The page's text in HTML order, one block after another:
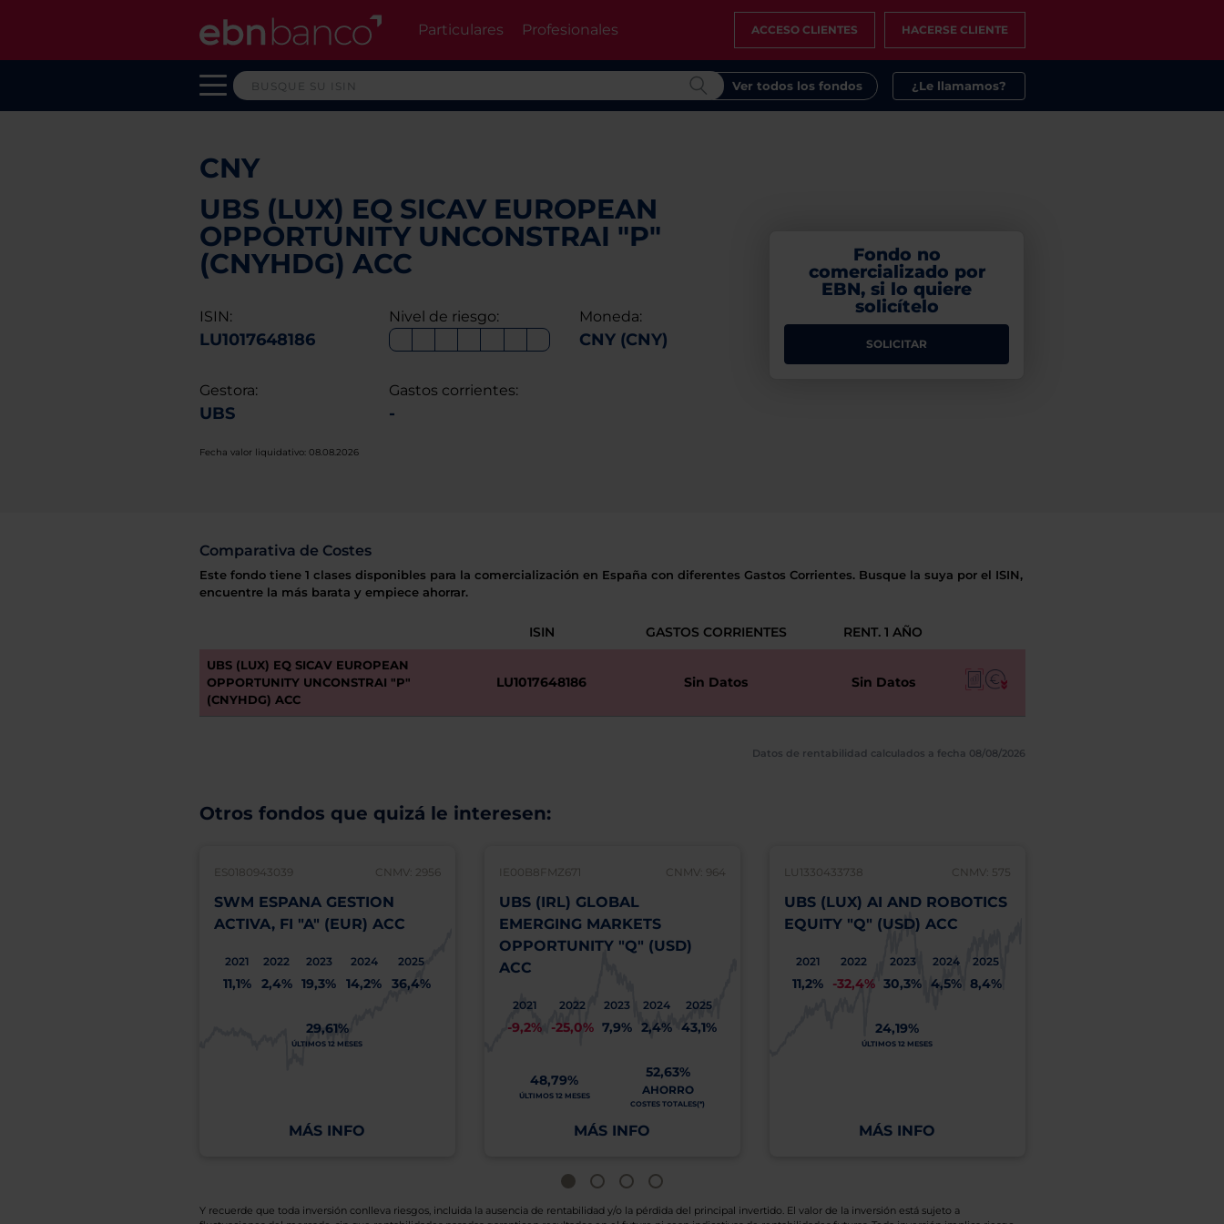
Particulares Profesionales ACCESO CLIENTES HACERSE CLIENTE
Ver todos los fondos ¿Le llamamos?
CNY
UBS (LUX) EQ SICAV EUROPEAN
OPPORTUNITY UNCONSTRAI "P"
(CNYHDG) ACC
ISIN:
LU1017648186
Nivel de riesgo: Moneda:
CNY (CNY)
Gestora:
UBS
Gastos corrientes:
-
Fecha valor liquidativo: 08.08.2026
Fondo no
comercializado por
EBN, si lo quiere
solicítelo
SOLICITAR
Comparativa de Costes
Este fondo tiene 1 clases disponibles para la comercialización en España con diferentes Gastos Corrientes. Busque la suya por el ISIN,
encuentre la más barata y empiece ahorrar.
ISIN GASTOS CORRIENTES RENT. 1 AÑO
UBS (LUX) EQ SICAV EUROPEAN
OPPORTUNITY UNCONSTRAI "P"
(CNYHDG) ACC
LU1017648186 Sin Datos Sin Datos
Datos de rentabilidad calculados a fecha 08/08/2026
Otros fondos que quizá le interesen:
ES0180943039 CNMV: 2956
SWM ESPANA GESTION
ACTIVA, FI "A" (EUR) ACC
2021
11,1%
2022
2,4%
2023
19,3%
2024
14,2%
2025
36,4%
29,61%
ÚLTIMOS 12 MESES
MÁS INFO
IE00B8FMZ671 CNMV: 964
UBS (IRL) GLOBAL
EMERGING MARKETS
OPPORTUNITY "Q" (USD)
ACC
2021
-9,2%
2022
-25,0%
2023
7,9%
2024
2,4%
2025
43,1%
48,79%
ÚLTIMOS 12 MESES
52,63%
AHORRO
COSTES TOTALES(*)
MÁS INFO
LU1330433738 CNMV: 575
UBS (LUX) AI AND ROBOTICS
EQUITY "Q" (USD) ACC
2021
11,2%
2022
-32,4%
2023
30,3%
2024
4,5%
2025
8,4%
24,19%
ÚLTIMOS 12 MESES
MÁS INFO
Y recuerde que toda inversión conlleva riesgos, incluida la ausencia de rentabilidad y/o la pérdida del principal invertido. El valor de la inversión está sujeto a